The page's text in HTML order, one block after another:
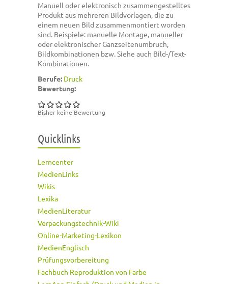
Manuell oder elektronisch zusammengestelltes
Produkt aus mehreren Bildvorlagen, die zu
einem neuen Bild zusammenmontiert worden
sind. Beispiele: manuelle Montage, manueller
oder elektronischer Ganzseitenumbruch,
Bildkombinationen bzw. Siehe auch Bild-/Text-
Kombinationen.
Berufe: Druck
Bewertung:
Bisher keine Bewertung
Quicklinks
Lerncenter
MedienLinks
Wikis
Lexika
MedienLiteratur
Verpackungstechnik-Wiki
Online-Marketing-Lexikon
MedienEnglisch
Prüfungsvorbereitung
Fachbuch Reproduktion von Farbe